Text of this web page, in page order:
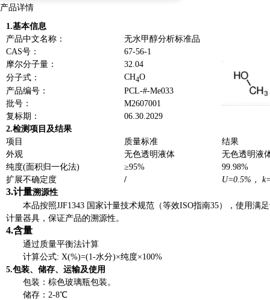
产品详情
1.基本信息
产品中文名称：
无水甲醇分析标准品
CAS号：
67-56-1
摩尔分子量：
32.04
分子式：
CH4O
产品编号：
PCL-#-Me033
批号：
M2607001
复标期 ：
06.30.2029
2.检测项目及结果
项目
质量标准
结果
外观
无色透明液体
无色透明液
纯度(面积归一化法) ≥95%
99.98%
扩展不确定度
/ U=0.5% ，
3.计量溯源性
本品按照JJF1343 国家计量技术规范（等效ISO指南35），使用满
计量器具，保证产品的溯源性。
4.含量
通过质量平衡法计算
计算公式: X(%)=(1-水分)×纯度×100%
5.包装、储存、 运输及使用
包装：棕色玻璃瓶包装。
储存： 2-8℃